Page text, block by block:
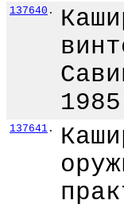
137640 .
137641 .